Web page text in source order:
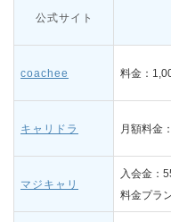
公式サイト
coachee 料金：
キャリドラ 月額料金
マジキャリ
入会金：
料金プラ